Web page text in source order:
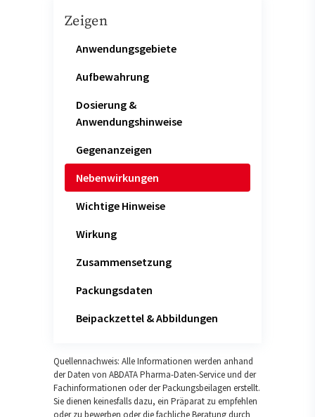
Zeigen
Anwendungsgebiete
Aufbewahrung
Dosierung &
Anwendungshinweise
Gegenanzeigen
Nebenwirkungen
Wichtige Hinweise
Wirkung
Zusammensetzung
Packungsdaten
Beipackzettel & Abbildungen
Quellennachweis: Alle Informationen werden anhand
der Daten von ABDATA Pharma-Daten-Service und der
Fachinformationen oder der Packungsbeilagen erstellt.
Sie dienen keinesfalls dazu, ein Präparat zu empfehlen
oder zu bewerben oder die fachliche Beratung durch